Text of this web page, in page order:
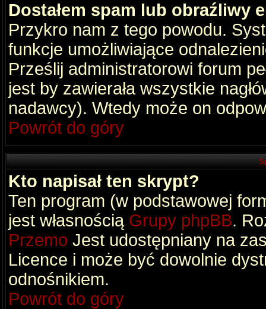
Dostałem spam lub obraźliwy
Przykro nam z tego powodu.
funkcje umożliwiające
Prześlij administratorowi forum
jest by zawierała wszystkie
nadawcy). Wtedy może on
Powrót do góry
Kto napisał ten skrypt?
Ten program (w podstawowej
jest własnością Grupy phpBB.
Przemo Jest udostępniany na
Licence i może być dowolnie
odnośnikiem.
Powrót do góry